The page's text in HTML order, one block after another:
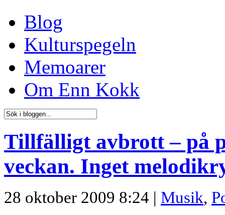
Blog
Kulturspegeln
Memoarer
Om Enn Kokk
Tillfälligt avbrott – på
veckan. Inget
28 oktober 2009 8:24 | Musik,